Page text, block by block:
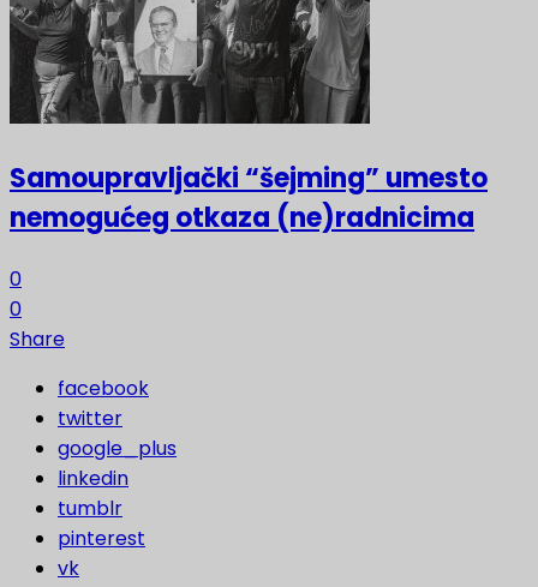
Samoupravljački “šejming” umesto
nemogućeg otkaza (ne)radnicima
0
0
Share
facebook
twitter
google_plus
linkedin
tumblr
pinterest
vk